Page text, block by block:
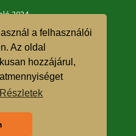
a felhasználói
Az oldal
hozzájárul,
Részletek
2024.
2023.
2022.
2021.
2023.